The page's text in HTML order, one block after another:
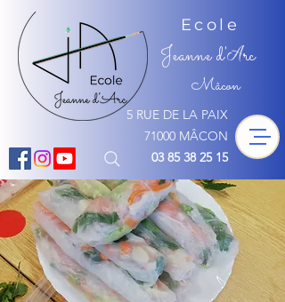
5 RUE DE LA PAIX
71000 MÂCON
03 85 38 25 15
Ecole
Jeanne d'Arc
Mâcon